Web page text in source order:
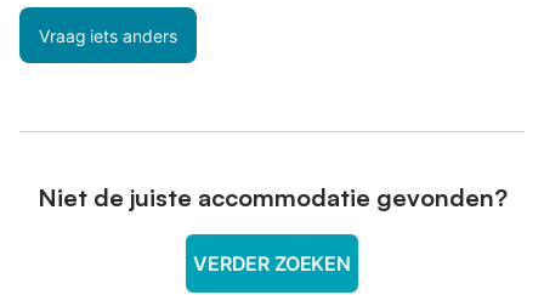
Vraag iets anders
Niet de juiste accommodatie gevonden?
VERDER ZOEKEN